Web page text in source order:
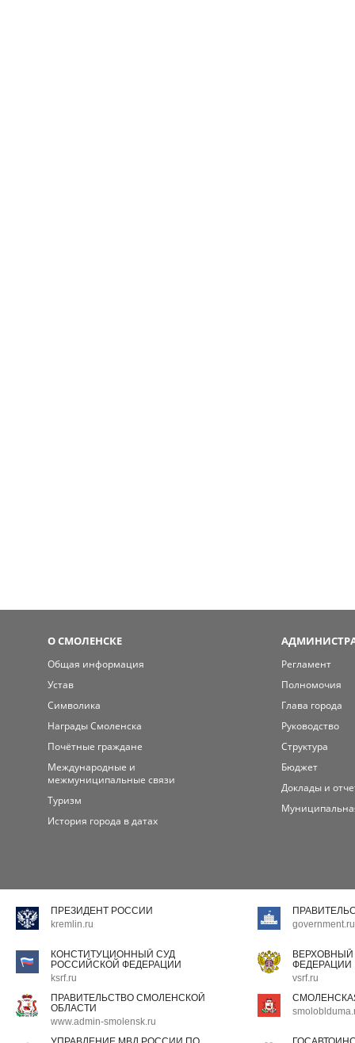
О СМОЛЕНСКЕ
Общая информация
Устав
Символика
Награды Смоленска
Почётные граждане
Международные и
межмуниципальные связи
Туризм
История города в датах
Регламент
Полномочия
Глава города
Руководство
Структура
Бюджет
Доклады и
ПРЕЗИДЕНТ РОССИИ
kremlin.ru
government.ru
КОНСТИТУЦИОННЫЙ СУД
РОССИЙСКОЙ ФЕДЕРАЦИИ
ksrf.ru
ФЕДЕРАЦИИ
vsrf.ru
ПРАВИТЕЛЬСТВО СМОЛЕНСКОЙ
ОБЛАСТИ
www.admin-smolensk.ru